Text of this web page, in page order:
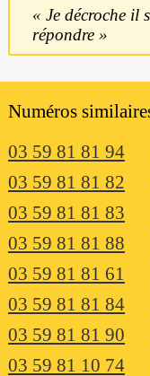
Je décroche il
répondre
Numéros
03 59 81 81 94
03 59 81 81 82
03 59 81 81 83
03 59 81 81 88
03 59 81 81 61
03 59 81 81 84
03 59 81 81 90
03 59 81 10 74